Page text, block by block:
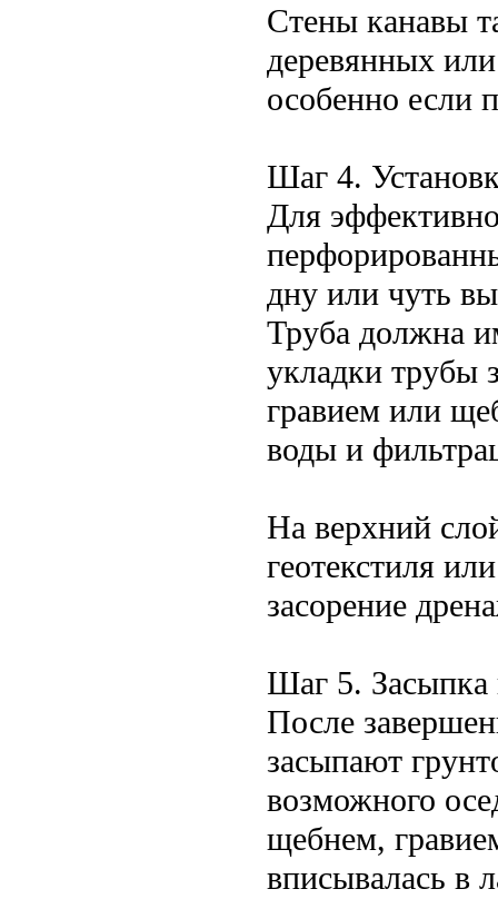
Стены канавы
деревянных
особенно если
Шаг 4.
Для
дну или чуть
Труба должна
укладки трубы
гравием или
воды и
На верхний
геотекстиля
засорение
Шаг 5. Засыпка
После
засыпают
возможного
щебнем,
вписывалась в